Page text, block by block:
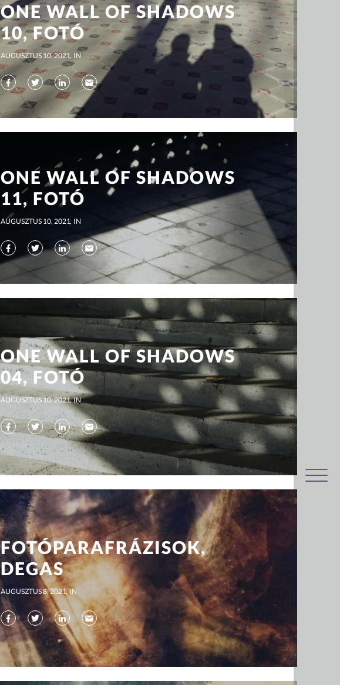
ONE WALL OF SHADOWS
10, FOTÓ
AUGUSZTUS 10, 2021 IN
ONE WALL OF SHADOWS
11, FOTÓ
AUGUSZTUS 10, 2021 IN
ONE WALL OF SHADOWS
04, FOTÓ
AUGUSZTUS 10, 2021 IN
FOTÓPARAFRÁZISOK,
DEGAS
AUGUSZTUS 8, 2021 IN